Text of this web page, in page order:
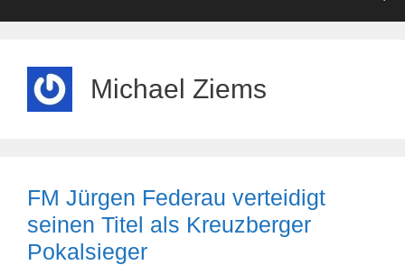
Michael Ziems
FM Jürgen Federau verteidigt
seinen Titel als Kreuzberger
Pokalsieger